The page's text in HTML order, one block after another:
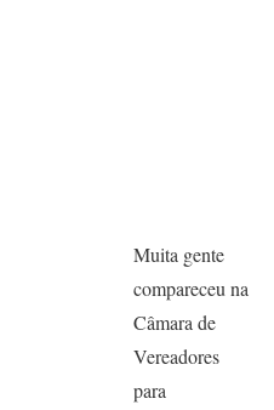
Muita gente
compareceu na
Câmara de
Vereadores
para